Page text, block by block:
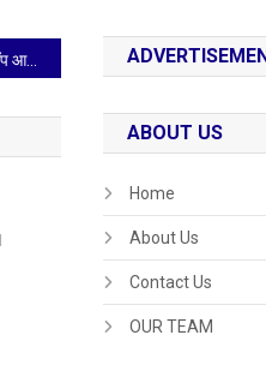
जनपद में दिव्यांग बच्चों के ड्रॉप आउट रोकने को होंगे विशेष प्रयास, कक्षा-1 से दिव्यांग बच्चों को चिह्नित करने, स्कालरशिप,दिव्यांग सर्टिफिकेट तैयार कराने, के दिए निर्देश
ABOUT US
Home
About Us
Contact Us
OUR TEAM